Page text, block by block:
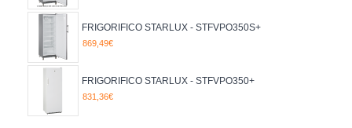
CAP. FRIO LITROS
DE 300 A 399
CL. ENERGÉTICA
C
LARGURA
De 055.01 até 80 cm
LARGURA CM
60
FRIGORIFICO STARLUX - STFVPO350S+
869,49€
FRIGORIFICO STARLUX - STFVPO350+
831,36€